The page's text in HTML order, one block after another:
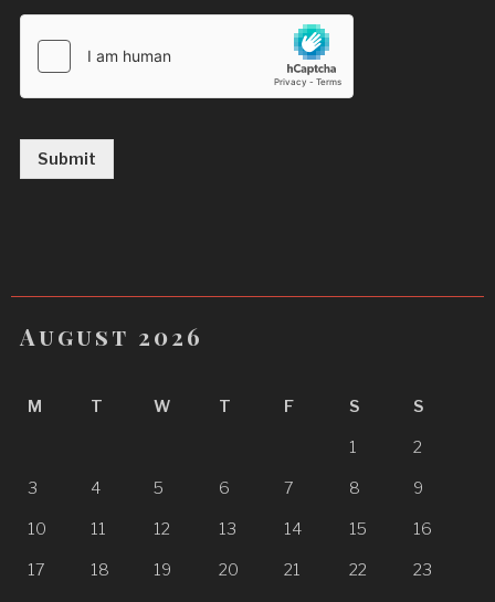
Submit
August 2026
M T W T F S S
1 2
3 4 5 6 7 8 9
10 11 12 13 14 15 16
17 18 19 20 21 22 23